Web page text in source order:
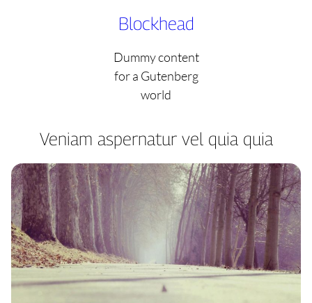
Blockhead
Dummy content
for a Gutenberg
world
Veniam aspernatur vel quia quia